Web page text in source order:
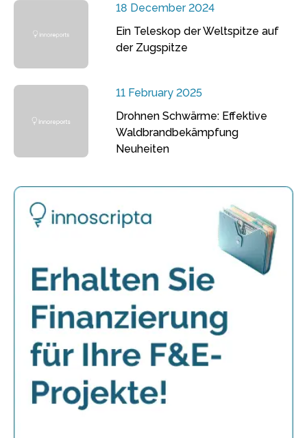
18 December 2024
Ein Teleskop der Weltspitze auf
der Zugspitze
11 February 2025
Drohnen Schwärme: Effektive
Waldbrandbekämpfung
Neuheiten